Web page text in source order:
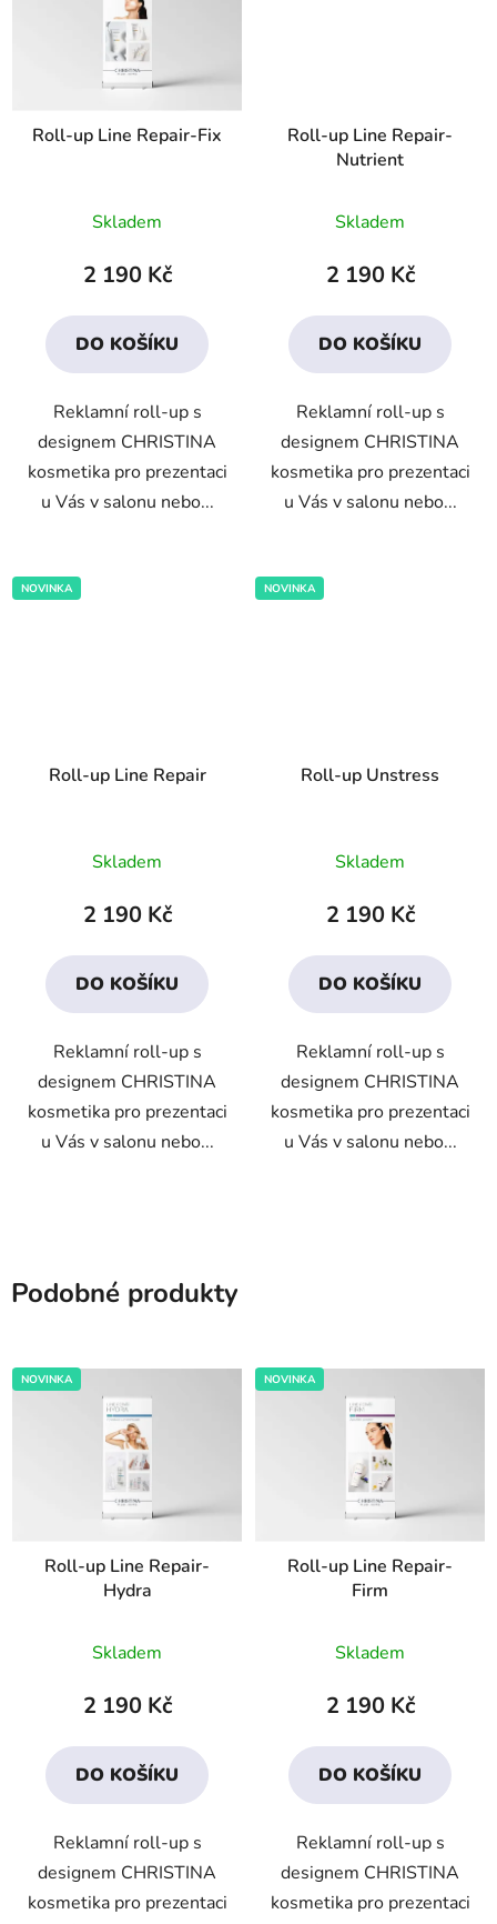
Roll-up Line Repair-Fix
Skladem
2 190 Kč
DO KOŠÍKU
Reklamní roll-up s
designem CHRISTINA
kosmetika pro prezentaci
u Vás v salonu nebo...
Roll-up Line Repair-
Nutrient
Skladem
2 190 Kč
DO KOŠÍKU
Reklamní roll-up s
designem CHRISTINA
kosmetika pro prezentaci
u Vás v salonu nebo...
NOVINKA
Roll-up Line Repair
hodnocení
produktu
5,0
z
hvězdiček.
Skladem
2 190 Kč
DO KOŠÍKU
Reklamní roll-up s
designem CHRISTINA
kosmetika pro prezentaci
u Vás v salonu nebo...
NOVINKA
Roll-up Unstress
Skladem
2 190 Kč
DO KOŠÍKU
Reklamní roll-up s
designem CHRISTINA
kosmetika pro prezentaci
u Vás v salonu nebo...
Podobné produkty
NOVINKA
Roll-up Line Repair-
Hydra
Skladem
2 190 Kč
DO KOŠÍKU
Reklamní roll-up s
designem CHRISTINA
kosmetika pro prezentaci
NOVINKA
Roll-up Line Repair-
Firm
Skladem
2 190 Kč
DO KOŠÍKU
Reklamní roll-up s
designem CHRISTINA
kosmetika pro prezentaci